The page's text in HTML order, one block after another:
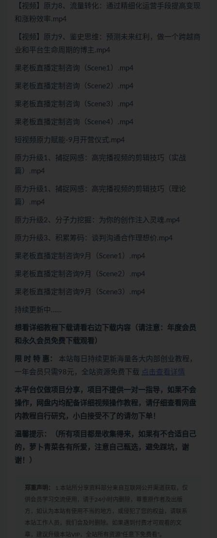
【视频】原力8、流量转化：通过精细化运营手段提高变现
和涨粉效率.mp4
【视频】原力9、鉴史思维：预测未来红利，做一个跨越商
业和平台生命周期的博主.mp4
果老板直播定制咨询（Scene1）.mp4
果老板直播定制咨询（Scene2）.mp4
果老板直播定制咨询（Scene3）.mp4
果老板直播定制咨询（Scene4）.mp4
短视频原力赋能-9月开营仪式.mp4
原力升级1、捕捉网感：高完播视频的剪辑技巧（实战
篇）.mp4
原力升级1、捕捉网感：高完播视频的剪辑技巧（理论
篇）.mp4
原力升级2、分子力挖掘：为你的创作注入灵魂.mp4
原力升级3、积累筹码：谈判沟通合作理想价.mp4
果老板直播定制咨询9月（Scene1）.mp4
果老板直播定制咨询9月（Scene2）.mp4
果老板直播定制咨询9月（Scene3）.mp4
持续更新中……
想看详细教程下载请看右边下载内容 （请注意：年度会员
和永久会员免费下载观看）
限 时 特 惠： 本站每日持续更新海量各大内部创业教程，
一年会员只需98元，全站资源免费下载 点击查看详情
本平台仅做项目分享，项目不提供一对一指导，如果不会
操作，网盘内均配备详细视频操作教程，请仔细查看网盘
内教程自行研究，小白接受不了的请勿下单！
温馨提示：（所有项目都是收集得来，如果有不合适自己
的，萝卜青菜各有所爱，注意自己甄选，避免踩坑，谢
谢！）
郑重声明：
1.本站所分享资料部分来自互联网公开渠道获取，仅
供会员学习交流使用，请于24小时内删除，尊重原作者及出版
方，如认为本站有使用不当的地方，或侵犯了您的权益，请联系
本站工作人员，我们会及时删除。如果遇到付费才可观看的文
章，建议升级本站VIP，全站所有资源“任意下免费看”。